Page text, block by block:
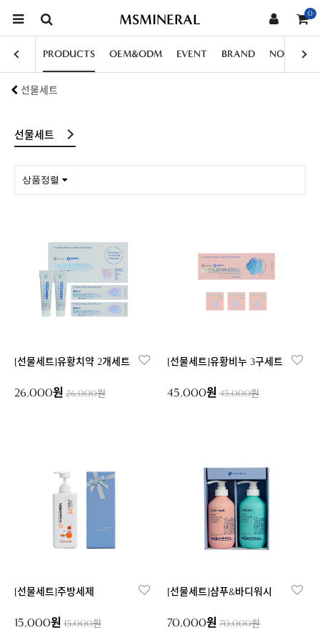
MSMINERAL 0
PRODUCTS OEM&ODM EVENT BRAND NOTICE
선물세트
선물세트
상품정렬
[선물세트]유황치약 2개세트
26,000원 26,000원
[선물세트]유황비누 3구세트
45,000원 45,000원
[선물세트]주방세제
15,000원 15,000원
[선물세트]샴푸&바디워시
70,000원 70,000원